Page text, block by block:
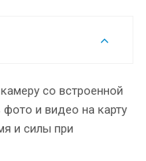
со встроенной
и видео на карту
и силы при